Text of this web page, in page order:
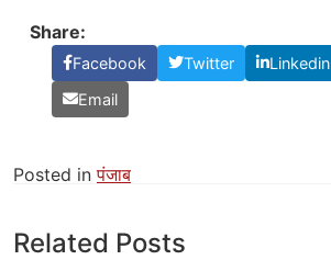
Share:
Facebook Twitter Linkedin
Email
Posted inपंजाब
Related Posts